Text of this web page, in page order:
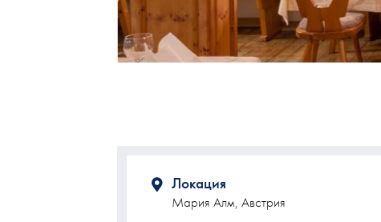
Локация
Мария Алм, Австрия